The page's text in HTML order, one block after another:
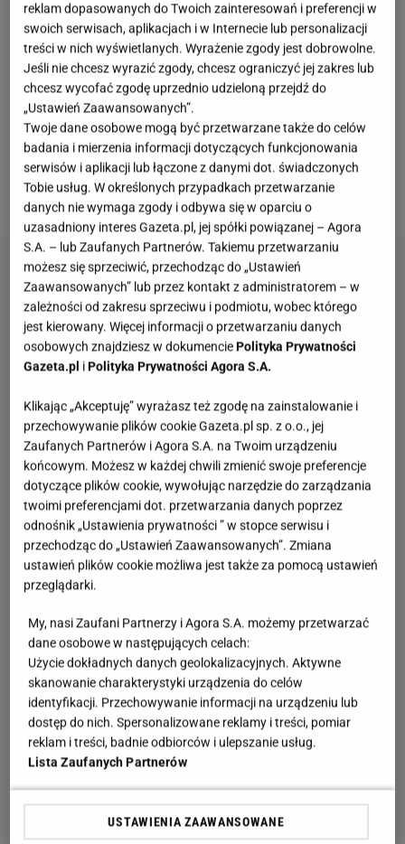
kilkudziesięciometrowe kolejki. W końcu na dobry
posiłek warto poczekać. Ci, co są absolutnymi
miłośnikami nadmorskiej kuchni, kierują się również
w stronę Helu. To tam od 19 lat, w ostatnią sobotę
lipca odbywają się DniRyby
. W tym roku repertuar
kulinarny był jednak nieco odmienny.Więcej
ciekawych treści znajdziesz na stronie głównej
Gazeta.pl.
reklam dopasowanych do Twoich zainteresowań i preferencji w
swoich serwisach, aplikacjach i w Internecie lub personalizacji
treści w nich wyświetlanych. Wyrażenie zgody jest dobrowolne.
Jeśli nie chcesz wyrazić zgody, chcesz ograniczyć jej zakres lub
chcesz wycofać zgodę uprzednio udzieloną przejdź do
„Ustawień Zaawansowanych”.
Twoje dane osobowe mogą być przetwarzane także do celów
badania i mierzenia informacji dotyczących funkcjonowania
serwisów i aplikacji lub łączone z danymi dot. świadczonych
Tobie usług. W określonych przypadkach przetwarzanie
danych nie wymaga zgody i odbywa się w oparciu o
uzasadniony interes Gazeta.pl, jej spółki powiązanej – Agora
S.A. – lub Zaufanych Partnerów. Takiemu przetwarzaniu
możesz się sprzeciwić, przechodząc do „Ustawień
Zaawansowanych” lub przez kontakt z administratorem – w
zależności od zakresu sprzeciwu i podmiotu, wobec którego
jest kierowany. Więcej informacji o przetwarzaniu danych
osobowych znajdziesz w dokumenciePolityka Prywatności
Gazeta.pl iPolityka Prywatności Agora S.A.
Klikając „Akceptuję” wyrażasz też zgodę na zainstalowanie i
przechowywanie plików cookie Gazeta.pl sp. z o.o., jej
Zaufanych Partnerów i Agora S.A. na Twoim urządzeniu
końcowym. Możesz w każdej chwili zmienić swoje preferencje
dotyczące plików cookie, wywołując narzędzie do zarządzania
twoimi preferencjami dot. przetwarzania danych poprzez
odnośnik „Ustawienia prywatności ” w stopce serwisu i
przechodząc do „Ustawień Zaawansowanych”. Zmiana
ustawień plików cookie możliwa jest także za pomocą ustawień
przeglądarki.
My, nasi Zaufani Partnerzy i Agora S.A. możemy przetwarzać
dane osobowe w następujących celach:
Użycie dokładnych danych geolokalizacyjnych. Aktywne
skanowanie charakterystyki urządzenia do celów
identyfikacji. Przechowywanie informacji na urządzeniu lub
dostęp do nich. Spersonalizowane reklamy i treści, pomiar
reklam i treści, badnie odbiorców i ulepszanie usług.
Lista Zaufanych Partnerów
USTAWIENIA ZAAWANSOWANE